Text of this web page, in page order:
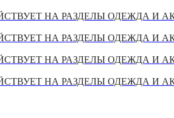
НА РАЗДЕЛЫ ОДЕЖДА И
НА РАЗДЕЛЫ ОДЕЖДА И
НА РАЗДЕЛЫ ОДЕЖДА И
НА РАЗДЕЛЫ ОДЕЖДА И